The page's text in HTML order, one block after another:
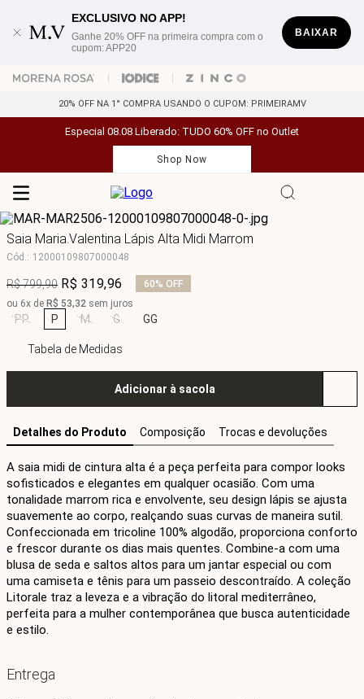
EXCLUSIVO NO APP!
Ganhe 20% OFF na primeira compra com o
cupom: APP20
BAIXAR
20% OFF NA 1° COMPRA USANDO O CUPOM: PRIMEIRAMV
Especial 08.08 Liberado: TUDO 60% OFF no Outlet
Shop Now
Saia Maria.Valentina Lápis Alta Midi Marrom
Cód.: 12000109807000048
R$799,90 R$ 319,96 60% OFF
ou 6x de R$ 53,32 sem juros
PP P M G GG
Tabela de Medidas
Adicionar à sacola
Detalhes do Produto Composição Trocas e devoluções
A saia midi de cintura alta é a peça perfeita para compor looks
sofisticados e elegantes em qualquer ocasião. Com uma
tonalidade marrom rica e envolvente, seu design lápis se ajusta
suavemente ao corpo, realçando suas curvas de maneira sutil.
Confeccionada em tricoline 100% algodão, proporciona conforto
e frescor durante os dias mais quentes. Combine-a com uma
blusa de seda e saltos altos para um jantar especial ou com
uma camiseta e tênis para um passeio descontraído. A coleção
Litorale traz a leveza e a vibração do litoral mediterrâneo,
perfeita para a mulher contemporânea que busca autenticidade
e estilo.
Entrega